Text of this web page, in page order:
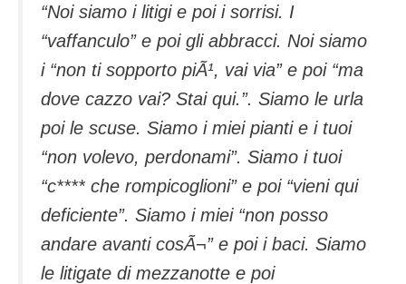
“Noi siamo i litigi e poi i sorrisi. I
“vaffanculo” e poi gli abbracci. Noi siamo
i “non ti sopporto piÃ¹, vai via” e poi “ma
dove cazzo vai? Stai qui.”. Siamo le urla
poi le scuse. Siamo i miei pianti e i tuoi
“non volevo, perdonami”. Siamo i tuoi
“c**** che rompicoglioni” e poi “vieni qui
deficiente”. Siamo i miei “non posso
andare avanti cosÃ¬” e poi i baci. Siamo
le litigate di mezzanotte e poi